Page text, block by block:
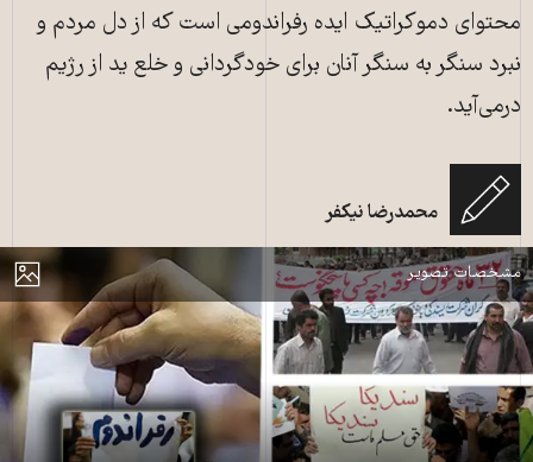
محتوای دموکراتیک ایده رفراندومی است که از دل مردم و
نبرد سنگر به سنگر آنان برای خودگردانی و خلع ید از رژیم
درمی‌آید.
محمدرضا نیکفر
نمایش
مشخصات تصویر
طرح رفراندوم اپوزیسیون قدرت‌گرا فاقد محتوای دموکراتیک ایده رفراندومی است که
از دل مردم و نبرد سنگر به سنگر آنان برای خودگردانی و خلع ید از رژیم درمی‌آید.